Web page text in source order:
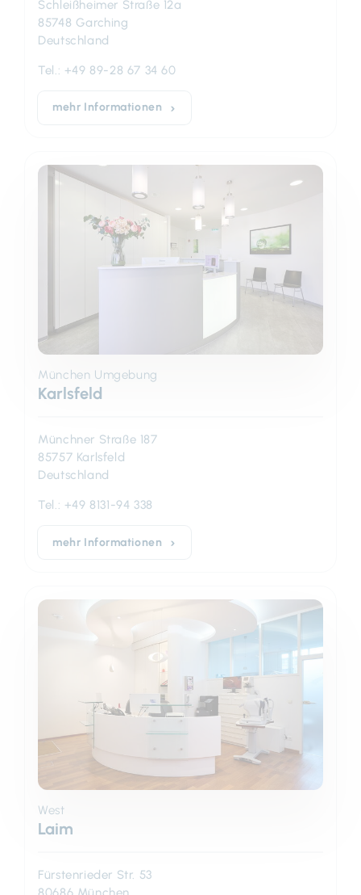
Schleißheimer Straße 12a
85748 Garching
Deutschland
Tel.: +49 89-28 67 34 60
mehr Informationen
München Umgebung
Karlsfeld
Münchner Straße 187
85757 Karlsfeld
Deutschland
Tel.: +49 8131-94 338
mehr Informationen
West
Laim
Fürstenrieder Str. 53